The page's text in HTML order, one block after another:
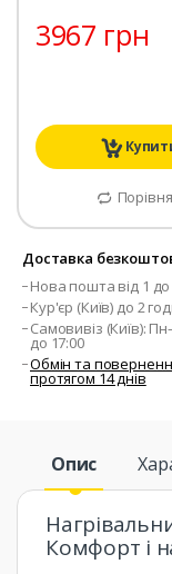
3967 грн
Доставка
Нова пошта від 1 до
Кур'єр (Київ) до 2
Самовивіз (Київ):
до 17:00
Обмін та
протягом 14 днів
Опис
Комфорт і